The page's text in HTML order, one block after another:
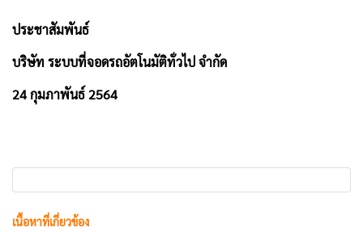
ประชาสัมพันธ์
บริษัท ระบบที่จอดรถอัตโนมัติทั่วไป จำกัด
24 กุมภาพันธ์ 2564
เนื้อหาที่เกี่ยวข้อง